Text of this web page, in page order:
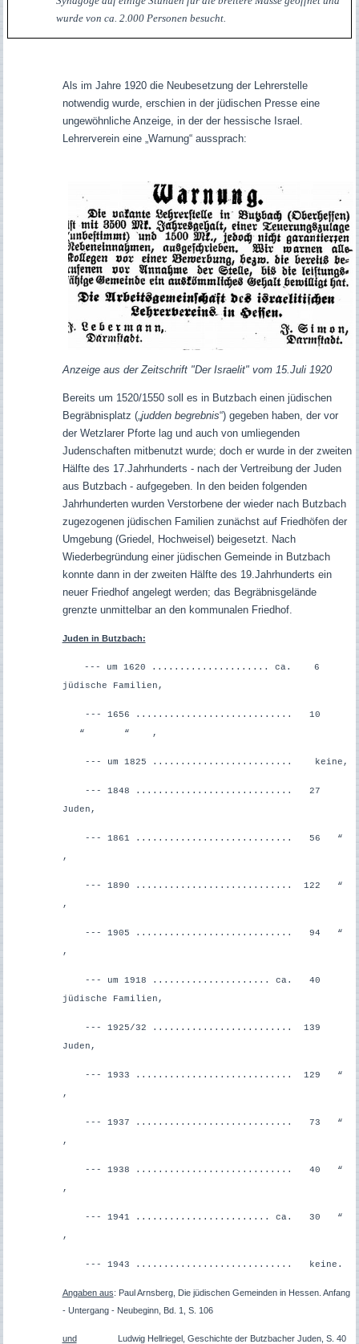
wurde von ca. 2.000 Personen besucht.
Als im Jahre 1920 die Neubesetzung der Lehrerstelle
notwendig wurde, erschien in der jüdischen Presse eine
ungewöhnliche Anzeige, in der der hessische Israel.
Lehrerverein eine „Warnung“ aussprach:
Anzeige aus der Zeitschrift "Der Israelit" vom 15.Juli 1920
Bereits um 1520/1550 soll es in Butzbach einen jüdischen
Begräbnisplatz („ judden begrebnis“) gegeben haben, der vor
der Wetzlarer Pforte lag und auch von umliegenden
Judenschaften mitbenutzt wurde; doch er wurde in der zweiten
Hälfte des 17.Jahrhunderts - nach der Vertreibung der Juden
aus Butzbach - aufgegeben. In den beiden folgenden
Jahrhunderten wurden Verstorbene der wieder nach Butzbach
zugezogenen jüdischen Familien zunächst auf Friedhöfen der
Umgebung (Griedel, Hochweisel) beigesetzt. Nach
Wiederbegründung einer jüdischen Gemeinde in Butzbach
konnte dann in der zweiten Hälfte des 19.Jahrhunderts ein
neuer Friedhof angelegt werden; das Begräbnisgelände
grenzte unmittelbar an den kommunalen Friedhof.
Juden in Butzbach:
--- um 1620 ..................... ca. 6
jüdische Familien,
--- 1656 ............................ 10
“ “ ,
--- um 1825 ......................... keine,
--- 1848 ............................ 27
Juden,
--- 1861 ............................ 56 “
,
--- 1890 ............................ 122 “
,
--- 1905 ............................ 94 “
,
--- um 1918 ..................... ca. 40
jüdische Familien,
--- 1925/32 ......................... 139
Juden,
--- 1933 ............................ 129 “
,
--- 1937 ............................ 73 “
,
--- 1938 ............................ 40 “
,
--- 1941 ........................ ca. 30 “
,
--- 1943 ............................ keine.
Angaben aus: Paul Arnsberg, Die jüdischen Gemeinden in Hessen. Anfang
- Untergang - Neubeginn, Bd. 1, S. 106
undLudwig Hellriegel, Geschichte der Butzbacher Juden, S. 40